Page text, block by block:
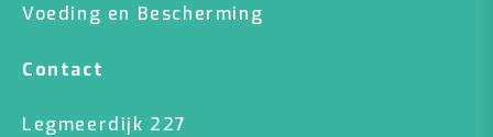
Voeding en Bescherming
Contact
Legmeerdijk 227